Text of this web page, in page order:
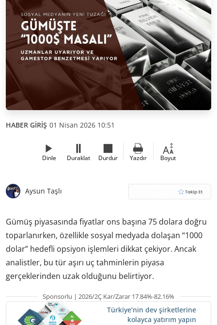
HABER GİRİŞ 01 Nisan 2026 10:51
Dinle Duraklat Durdur Yazdır Boyut
Aysun Taşlı
Gümüş piyasasında fiyatlar ons başına 75 dolara doğru
toparlanırken, özellikle sosyal medyada dolaşan “1000
dolar” hedefli opsiyon işlemleri dikkat çekiyor. Ancak
analistler, bu tür aşırı uç tahminlerin piyasa
gerçeklerinden uzak olduğunu belirtiyor.
Sponsorlu | 2026/2Ç Kar/Zarar 17.84%-82.16%
Türkiye’nin dev şirketlerine
kolayca yatırım yapın